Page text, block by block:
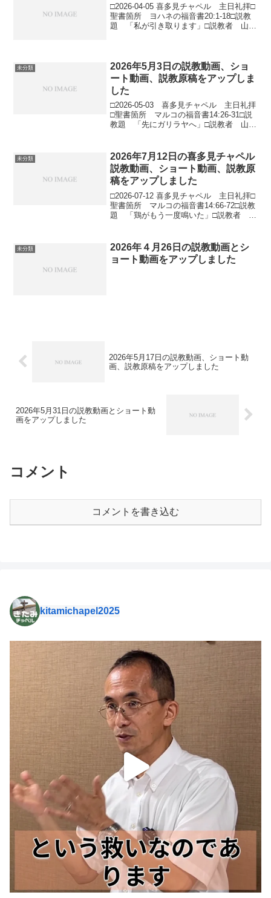
□2026-04-05 喜多見チャペル 主日礼拝□
聖書箇所 ヨハネの福音書20:1-18□説教
題 「私が引き取ります」□説教者 山田
朝...
未分類
2026年5月3日の説教動画、ショ
ート動画、説教原稿をアップしま
した
□2026-05-03 喜多見チャペル 主日礼拝
□聖書箇所 マルコの福音書14:26-31□説
教題 「先にガリラヤへ」□説教者 山田
の晩餐のメインディッシュと私が名付け
た...
未分類
2026年7月12日の喜多見チャペル
説教動画、ショート動画、説教原
稿をアップしました
□2026-07-12 喜多見チャペル 主日礼拝□
聖書箇所 マルコの福音書14:66-72□説教
題 「鶏がもう一度鳴いた」□説教者 山
たので、簡単に文脈を確認するとこ...
未分類
2026年４月26日の説教動画とシ
ョート動画をアップしました
2026年5月17日の説教動画、ショート動
画、説教原稿をアップしました
2026年5月31日の説教動画とショート動
画をアップしました
コメント
コメントを書き込む
kitamichapel2025